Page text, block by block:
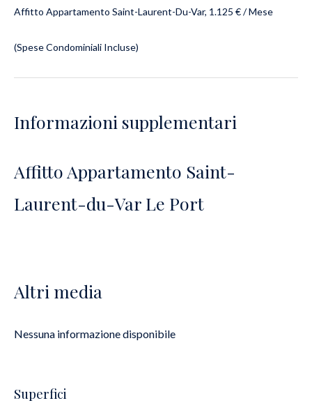
Affitto Appartamento Saint-Laurent-Du-Var, 1.125 € / Mese
(Spese Condominiali Incluse)
Informazioni supplementari
Affitto Appartamento Saint-
Laurent-du-Var Le Port
Altri media
Nessuna informazione disponibile
Superfici